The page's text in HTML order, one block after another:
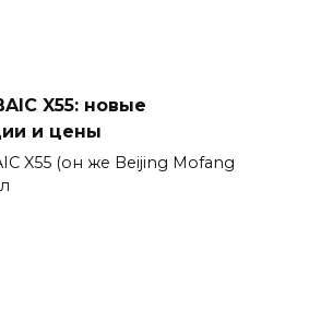
X55: новые
и цены
X55 (он же Beijing Mofang